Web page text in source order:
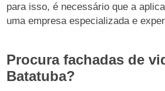
para isso, é necessário que a
uma empresa especializada e
Procura fachadas de
Batatuba?